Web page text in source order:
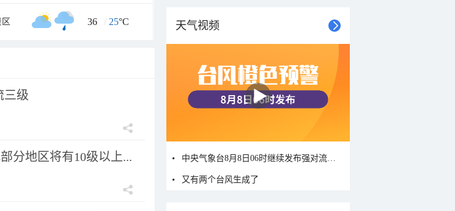
36 / 25°C
三级
分地区将有10级以上...
天气视频
中央气象台8月8日06时继续发布强对流天气蓝色预警
又有两个台风生成了